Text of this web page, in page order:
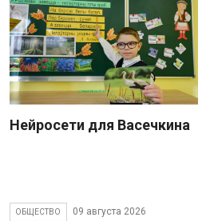
Нейросети для Васечкина
ОБЩЕСТВО 09 августа 2026